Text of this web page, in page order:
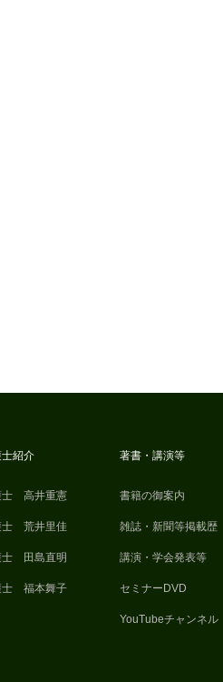
紹介
士 高井重憲
士 荒井里佳
士 田島直明
士 福本舞子
著書・講演等
書籍の御案内
雑誌・新聞等掲載歴
講演・学会発表等
セミナーDVD
YouTubeチャンネル